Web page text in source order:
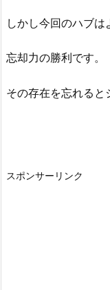
しかし今回のハブは
忘却力の勝利です。
その存在を忘れると
スポンサーリンク